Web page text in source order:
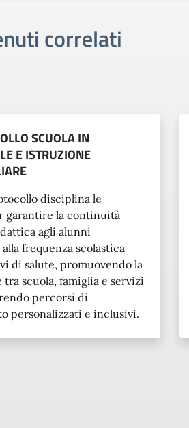
correlati
SCUOLA IN
E ISTRUZIONE
disciplina le
garantire la continuità
agli alunni
frequenza scolastica
di salute, promuovendo la
tra scuola, famiglia e servizi
percorsi di
personalizzati e inclusivi.